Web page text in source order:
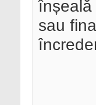
înșeală
sau